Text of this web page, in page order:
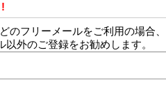
!
のフリーメールをご利用の場合
以外のご登録をお勧めします。